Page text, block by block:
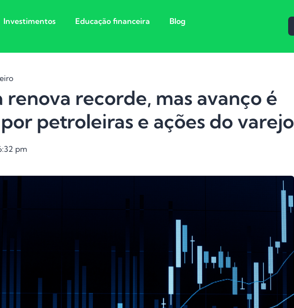
Investimentos Educação financeira Blog
renova recorde, mas avanço é
petroleiras e ações do varejo
pm